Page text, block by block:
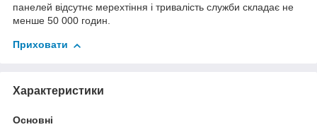
панелей відсутнє мерехтіння і тривалість служби складає не
менше 50 000 годин.
Приховати
Характеристики
Основні